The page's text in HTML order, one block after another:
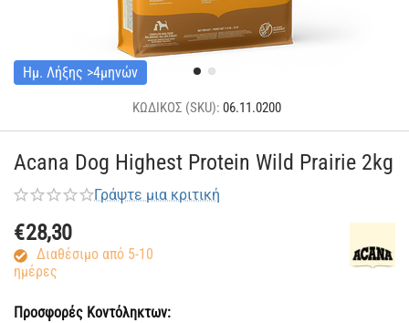
Ημ. Λήξης >4μηνών
ΚΩΔΙΚΟΣ (SKU): 06.11.0200
Acana Dog Highest Protein Wild Prairie 2kg
Γράψτε μια κριτική
€28,30
Διαθέσιμο από 5-10
ημέρες
Προσφορές Κοντόληκτων: